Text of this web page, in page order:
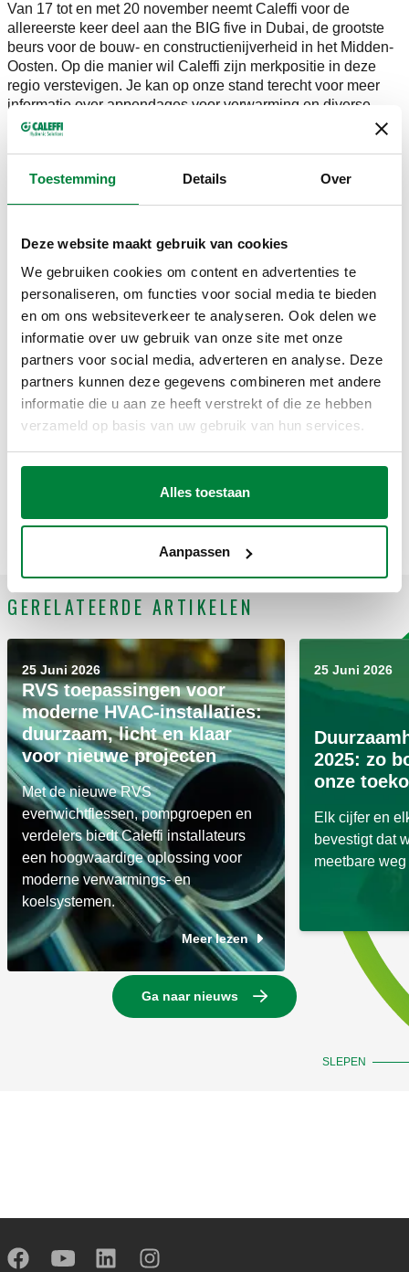
Toestemming Details Over
Deze website maakt gebruik van cookies
We gebruiken cookies om content en advertenties te
personaliseren, om functies voor social media te bieden
en om ons websiteverkeer te analyseren. Ook delen we
informatie over uw gebruik van onze site met onze
partners voor social media, adverteren en analyse. Deze
partners kunnen deze gegevens combineren met andere
informatie die u aan ze heeft verstrekt of die ze hebben
verzameld op basis van uw gebruik van hun services.
Alles toestaan
Aanpassen
Van 17 tot en met 20 november neemt Caleffi voor de
allereerste keer deel aan the BIG five in Dubai, de grootste
beurs voor de bouw- en constructienijverheid in het Midden-
Oosten. Op die manier wil Caleffi zijn merkpositie in deze
regio verstevigen. Je kan op onze stand terecht voor meer
informatie over appendages voor verwarming en diverse
inregelmethodes.
We hopen je te ontmoeten op stand 5C 223.
GERELATEERDE ARTIKELEN
25 Juni 2026
RVS toepassingen voor
moderne HVAC-installaties:
duurzaam, licht en klaar
voor nieuwe projecten
Met de nieuwe RVS
evenwichtflessen, pompgroepen en
verdelers biedt Caleffi installateurs
een hoogwaardige oplossing voor
moderne verwarmings- en
koelsystemen.
Meer lezen
25 Juni 2026
2025: zo
onze
Elk cijfer en
bevestigt dat
meetbare
SLEPEN
Ga naar nieuws